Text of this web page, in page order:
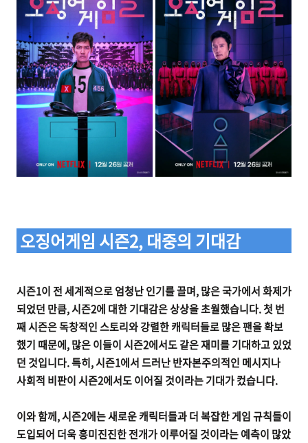
오징어게임 시즌2, 대중의 기대감
시즌1이 전 세계적으로 엄청난 인기를 끌며, 많은 국가에서 화제가
되었던 만큼, 시즌2에 대한 기대감은 상상을 초월했습니다. 첫 번
째 시즌은 독창적인 스토리와 강렬한 캐릭터들로 많은 팬을 확보
했기 때문에, 많은 이들이 시즌2에서도 같은 재미를 기대하고 있었
던 것입니다. 특히, 시즌1에서 드러난 반자본주의적인 메시지나
사회적 비판이 시즌2에서도 이어질 것이라는 기대가 컸습니다.
이와 함께, 시즌2에는 새로운 캐릭터들과 더 복잡한 게임 규칙들이
도입되어 더욱 흥미진진한 전개가 이루어질 것이라는 예측이 많았